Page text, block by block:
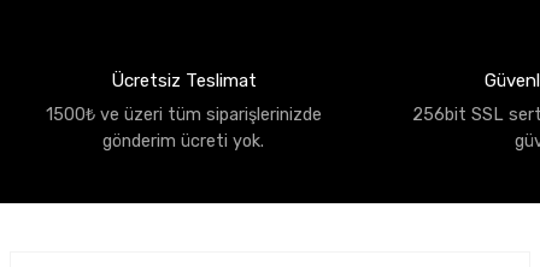
Ücretsiz Teslimat
1500₺ ve üzeri tüm siparişlerinizde
gönderim ücreti yok.
256bit SSL